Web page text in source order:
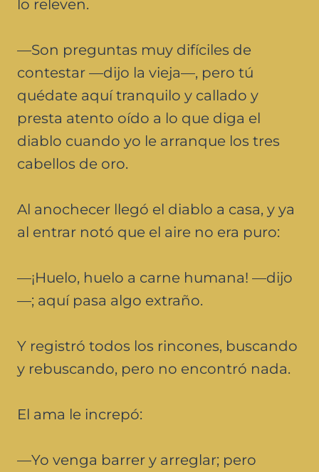
lo releven.
—Son preguntas muy difíciles de
contestar —dijo la vieja—, pero tú
quédate aquí tranquilo y callado y
presta atento oído a lo que diga el
diablo cuando yo le arranque los tres
cabellos de oro.
Al anochecer llegó el diablo a casa, y ya
al entrar notó que el aire no era puro:
—¡Huelo, huelo a carne humana! —dijo
—; aquí pasa algo extraño.
Y registró todos los rincones, buscando
y rebuscando, pero no encontró nada.
El ama le increpó:
—Yo venga barrer y arreglar; pero